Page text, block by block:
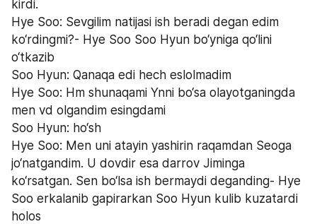
kirdi.
Hye Soo: Sevgilim natijasi ish beradi degan edim
ko‘rdingmi?- Hye Soo Soo Hyun bo‘yniga qo‘lini
o‘tkazib
Soo Hyun: Qanaqa edi hech eslolmadim
Hye Soo: Hm shunaqami Ynni bo‘sa olayotganingda
men vd olgandim esingdami
Soo Hyun: ho‘sh
Hye Soo: Men uni atayin yashirin raqamdan Seoga
jo‘natgandim. U dovdir esa darrov Jiminga
ko‘rsatgan. Sen bo‘lsa ish bermaydi deganding- Hye
Soo erkalanib gapirarkan Soo Hyun kulib kuzatardi
holos